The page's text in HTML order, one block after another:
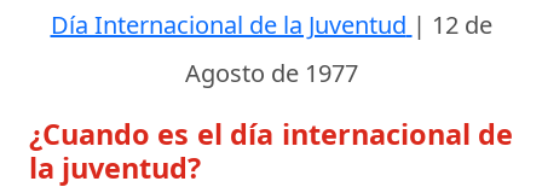
Día Internacional de la Juventud | 12 de
Agosto de 1977
¿Cuando es el día internacional de
la juventud?